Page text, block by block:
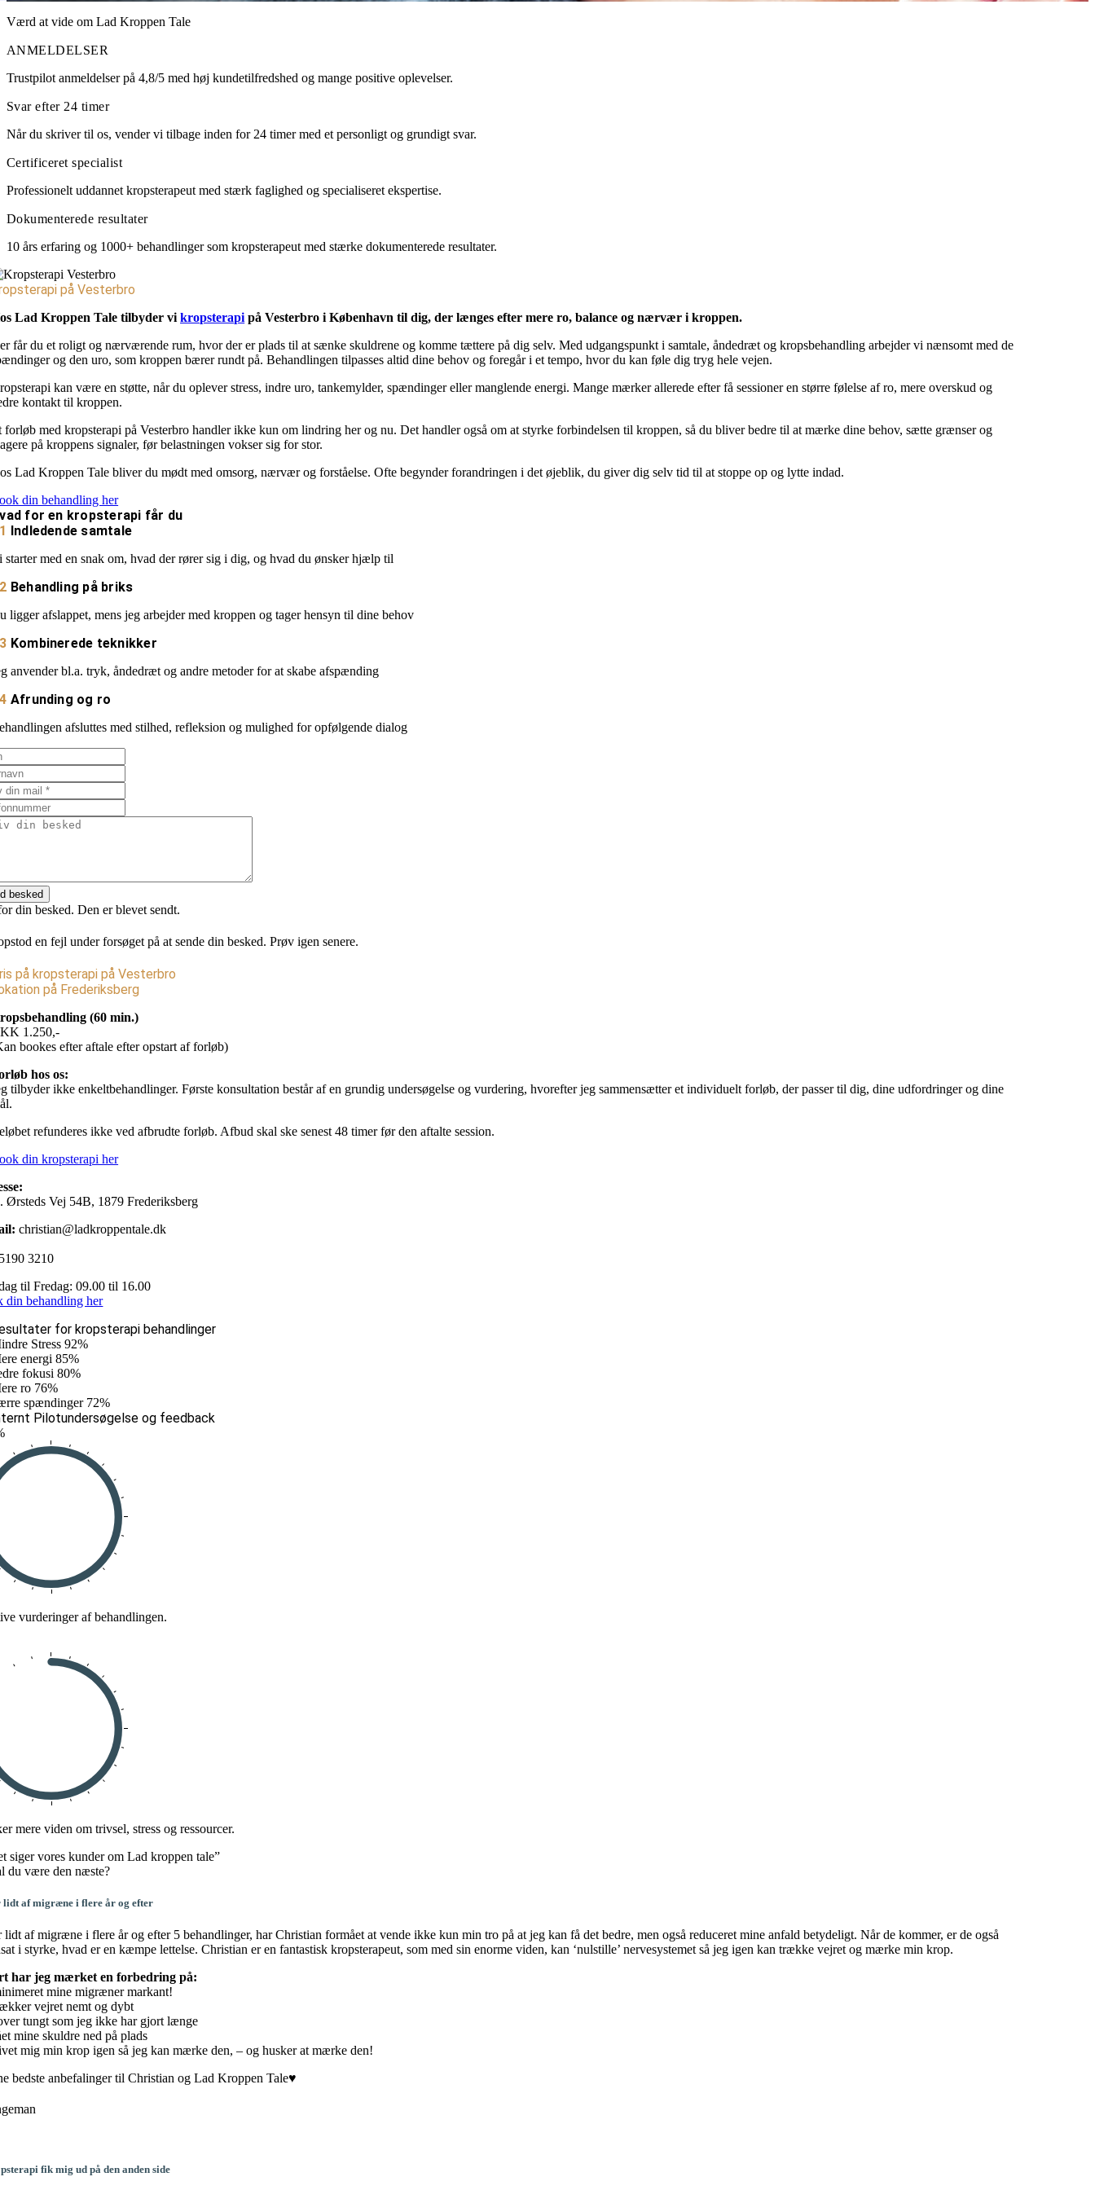
Værd at vide om Lad Kroppen Tale
ANMELDELSER
Trustpilot anmeldelser på 4,8/5 med høj kundetilfredshed og mange positive oplevelser.
Svar efter 24 timer
Når du skriver til os, vender vi tilbage inden for 24 timer med et personligt og grundigt svar.
Certificeret specialist
Professionelt uddannet kropsterapeut med stærk faglighed og specialiseret ekspertise.
Dokumenterede resultater
10 års erfaring og 1000+ behandlinger som kropsterapeut med stærke dokumenterede resultater.
på Vesterbro
Lad Kroppen Tale tilbyder vikropsterapi på Vesterbro i København til dig, der længes efter mere ro, balance og nærvær i kroppen.
får du et roligt og nærværende rum, hvor der er plads til at sænke skuldrene og komme tættere på dig selv. Med udgangspunkt i samtale, åndedræt og kropsbehandling arbejder vi nænsomt med de
og den uro, som kroppen bærer rundt på. Behandlingen tilpasses altid dine behov og foregår i et tempo, hvor du kan føle dig tryg hele vejen.
kan være en støtte, når du oplever stress, indre uro, tankemylder, spændinger eller manglende energi. Mange mærker allerede efter få sessioner en større følelse af ro, mere overskud og
kontakt til kroppen.
forløb med kropsterapi på Vesterbro handler ikke kun om lindring her og nu. Det handler også om at styrke forbindelsen til kroppen, så du bliver bedre til at mærke dine behov, sætte grænser og
på kroppens signaler, før belastningen vokser sig for stor.
Lad Kroppen Tale bliver du mødt med omsorg, nærvær og forståelse. Ofte begynder forandringen i det øjeblik, du giver dig selv tid til at stoppe op og lytte indad.
din behandling her
for en kropsterapi får du
Indledende samtale
starter med en snak om, hvad der rører sig i dig, og hvad du ønsker hjælp til
Behandling på briks
ligger afslappet, mens jeg arbejder med kroppen og tager hensyn til dine behov
Kombinerede teknikker
anvender bl.a. tryk, åndedræt og andre metoder for at skabe afspænding
Afrunding og ro
afsluttes med stilhed, refleksion og mulighed for opfølgende dialog
besked
din besked. Den er blevet sendt.
en fejl under forsøget på at sende din besked. Prøv igen senere.
på kropsterapi på Vesterbro
på Frederiksberg
(60 min.)
1.250,-
bookes efter aftale efter opstart af forløb)
hos os:
tilbyder ikke enkeltbehandlinger. Første konsultation består af en grundig undersøgelse og vurdering, hvorefter jeg sammensætter et individuelt forløb, der passer til dig, dine udfordringer og dine
refunderes ikke ved afbrudte forløb. Afbud skal ske senest 48 timer før den aftalte session.
din kropsterapi her
Ørsteds Vej 54B, 1879 Frederiksberg
christian@ladkroppentale.dk
3210
til Fredag: 09.00 til 16.00
din behandling her
for kropsterapi behandlinger
Stress 92%
energi 85%
fokusi 80%
ro 76%
spændinger 72%
Pilotundersøgelse og feedback
vurderinger af behandlingen.
mere viden om trivsel, stress og ressourcer.
siger vores kunder om Lad kroppen tale”
du være den næste?
lidt af migræne i flere år og efter
lidt af migræne i flere år og efter 5 behandlinger, har Christian formået at vende ikke kun min tro på at jeg kan få det bedre, men også reduceret mine anfald betydeligt. Når de kommer, er de også
i styrke, hvad er en kæmpe lettelse. Christian er en fantastisk kropsterapeut, som med sin enorme viden, kan ‘nulstille’ nervesystemet så jeg igen kan trække vejret og mærke min krop.
har jeg mærket en forbedring på:
mine migræner markant!
vejret nemt og dybt
tungt som jeg ikke har gjort længe
mine skuldre ned på plads
mig min krop igen så jeg kan mærke den, – og husker at mærke den!
bedste anbefalinger til Christian og Lad Kroppen Tale♥️
fik mig ud på den anden side